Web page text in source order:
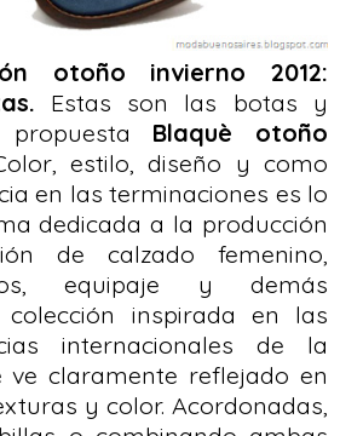
otoño invierno 2012:
Estas son las botas y
Blaquè otoño
estilo, diseño y como
en las terminaciones es lo
dedicada a la producción
de calzado femenino,
equipaje y demás
colección inspirada en las
internacionales de la
claramente reflejado en
y color. Acordonadas,